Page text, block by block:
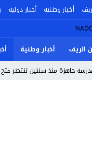
أخبار وطنية أخبار دولية
الريف أخبار وطنية
جاهزة منذ سنتين تنتظر فتح